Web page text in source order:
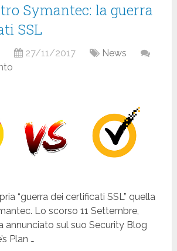
Symantec: la guerra
SSL
27/11/2017
News
“guerra dei certificati SSL” quella
Lo scorso 11 Settembre,
annunciato sul suo Security Blog
Plan …